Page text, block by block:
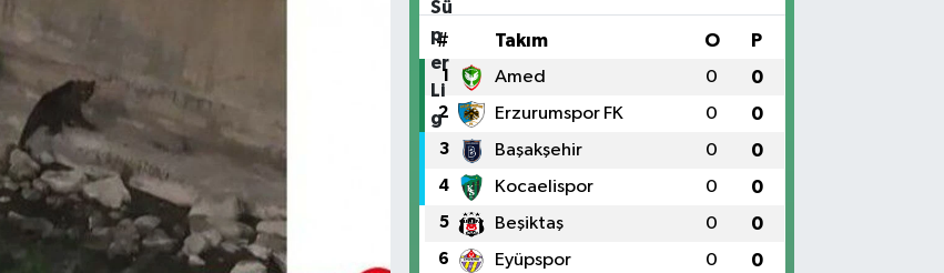
# Takım O P
1 Amed 0 0
2 Erzurumspor FK 0 0
3 Başakşehir 0 0
4 Kocaelispor 0 0
5 Beşiktaş 0 0
6 Eyüpspor 0 0